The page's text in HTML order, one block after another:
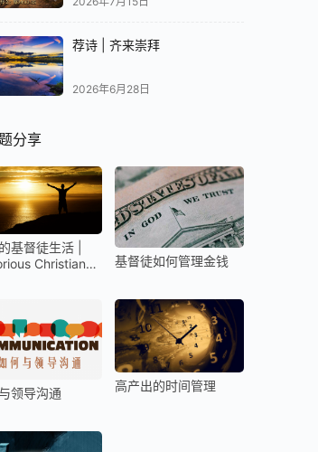
荐诗 | 齐来崇拜
2026年6月28日
分享
基督徒生活 |
Christian
基督徒如何管理金钱
领导沟通 高产出的时间管理